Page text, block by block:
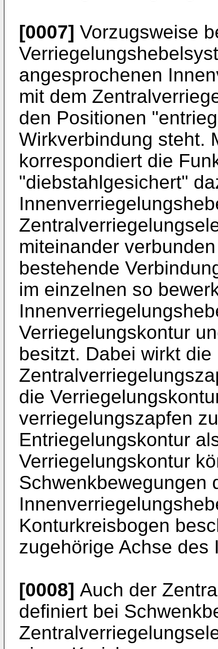
[0007] Vorzugsweise
angesprochenen
mit dem
den Positionen
Wirkverbindung steht.
korrespondiert die
"diebstahlgesichert"
miteinander
bestehende
im einzelnen so
Verriegelungskontur
besitzt. Dabei wirkt
die
verriegelungszapfen
Entriegelungskontur
Verriegelungskontur
Schwenkbewegungen
Konturkreisbogen
zugehörige Achse
[0008] Auch der
definiert bei